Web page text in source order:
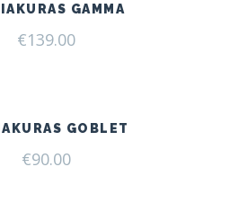
GAMMA
€139.00
GOBLET
€90.00